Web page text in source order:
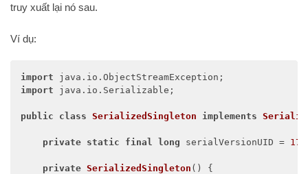
truy xuất lại nó sau.
Ví dụ:
import
import java.io.Serializable;
public class SerializedSingleton implements
private static final long serialVersionUID =
private SerializedSingleton ()
{